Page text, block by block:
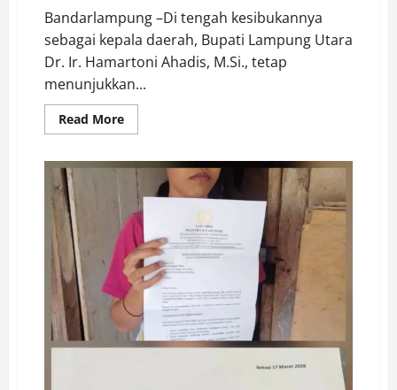
Bandarlampung –Di tengah kesibukannya
sebagai kepala daerah, Bupati Lampung Utara
Dr. Ir. Hamartoni Ahadis, M.Si., tetap
menunjukkan...
Read MoreRead
more
Lampung
Utara
Jadi
Penguji
Dua
Calon
Doktor
Ilmu
Lingkungan